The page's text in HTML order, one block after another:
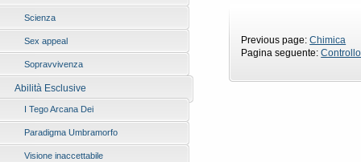
Scienza
Sex appeal
Sopravvivenza
Abilità Esclusive
I Tego Arcana Dei
Paradigma Umbramorfo
Visione inaccettabile
Previous page:Chimica
Pagina seguente:Controllo